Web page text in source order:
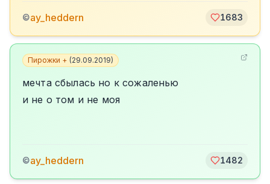
©ay_heddern 1683
Пирожки + (29.09.2019)
мечта сбылась но к сожаленью
и не о том и не моя
©ay_heddern 1482